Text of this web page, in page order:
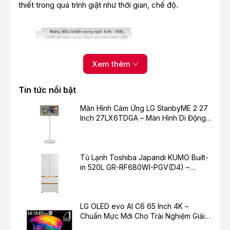
thiết trong quá trình giặt như thời gian, chế độ.
không gỉ gia tăng độ bền bỉ lâu dài cho máy.
- Vỏ máy được làm từ kim loại sơn tĩnh điện, có khả
năng chịu lực, hạn chế ăn mòn do môi trường.
Xem thêm
Tin tức nổi bật
Màn Hình Cảm Ứng LG StanbyME 2 27
Inch 27LX6TDGA – Màn Hình Di Động
Tủ Lạnh Toshiba Japandi KUMO Built-
in 520L GR-RF680WI-PGV(D4) –
LG OLED evo AI C6 65 Inch 4K –
Chuẩn Mực Mới Cho Trải Nghiệm Giải